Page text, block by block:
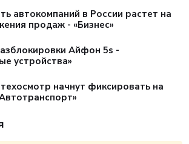
автокомпаний в России растет на
продаж - «Бизнес»
Айфон 5s -
устройства»
начнут фиксировать на